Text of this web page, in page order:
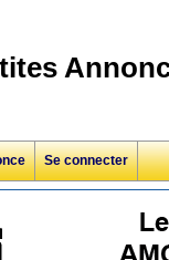
Se connecter